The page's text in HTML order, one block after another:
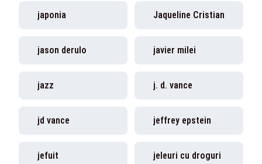
japonia Jaqueline Cristian
jason derulo javier milei
jazz j. d. vance
jd vance jeffrey epstein
jefuit jeleuri cu droguri